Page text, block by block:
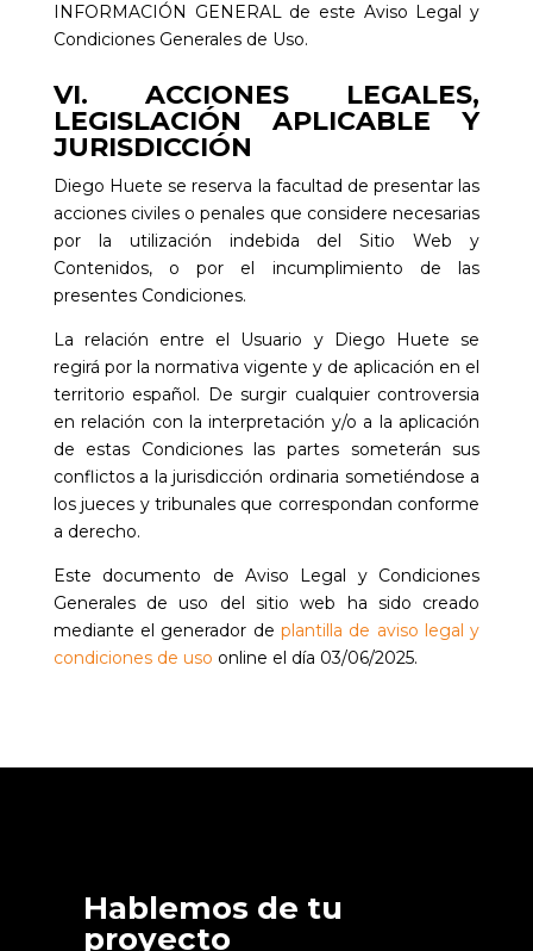
INFORMACIÓN GENERAL de este Aviso Legal y
Condiciones Generales de Uso.
VI. ACCIONES LEGALES,
LEGISLACIÓN APLICABLE Y
JURISDICCIÓN
Diego Huete se reserva la facultad de presentar las
acciones civiles o penales que considere necesarias
por la utilización indebida del Sitio Web y
Contenidos, o por el incumplimiento de las
presentes Condiciones.
La relación entre el Usuario y Diego Huete se
regirá por la normativa vigente y de aplicación en el
territorio español. De surgir cualquier controversia
en relación con la interpretación y/o a la aplicación
de estas Condiciones las partes someterán sus
conflictos a la jurisdicción ordinaria sometiéndose a
los jueces y tribunales que correspondan conforme
a derecho.
Este documento de Aviso Legal y Condiciones
Generales de uso del sitio web ha sido creado
mediante el generador de plantilla de aviso legal y
condiciones de uso online el día 03/06/2025.
Hablemos de tu
proyecto